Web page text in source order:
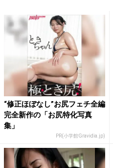
“修正ほぼなし”お尻フェチ全編
完全新作の「お尻特化写真
集」
PR(小学館Gravidia.jp)